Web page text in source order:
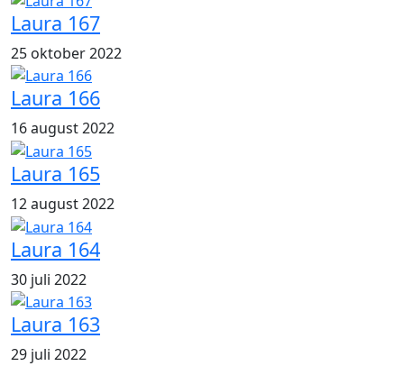
Laura 167
25 oktober 2022
Laura 166
16 august 2022
Laura 165
12 august 2022
Laura 164
30 juli 2022
Laura 163
29 juli 2022